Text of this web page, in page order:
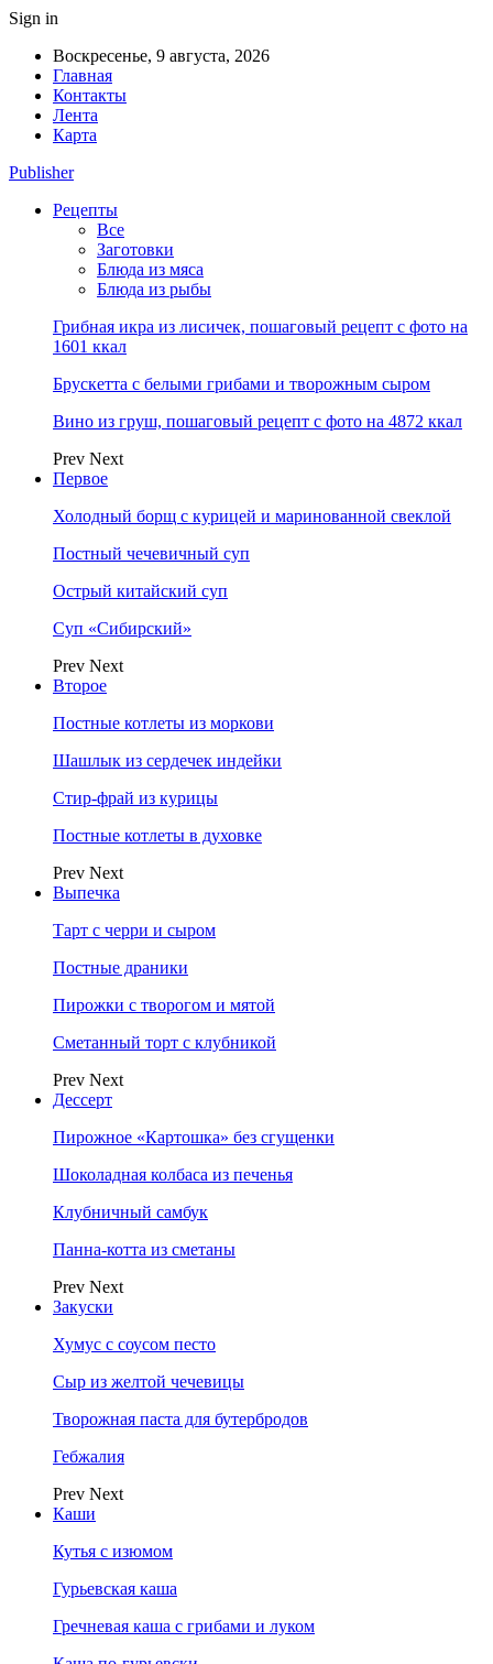
Sign in
Воскресенье, 9 августа, 2026
Главная
Контакты
Лента
Карта
Publisher
Рецепты
Все
Заготовки
Блюда из мяса
Блюда из рыбы
Грибная икра из лисичек, пошаговый рецепт с фото на
1601 ккал
Брускетта с белыми грибами и творожным сыром
Вино из груш, пошаговый рецепт с фото на 4872 ккал
Prev Next
Первое
Холодный борщ с курицей и маринованной свеклой
Постный чечевичный суп
Острый китайский суп
Суп «Сибирский»
Prev Next
Второе
Постные котлеты из моркови
Шашлык из сердечек индейки
Стир-фрай из курицы
Постные котлеты в духовке
Prev Next
Выпечка
Тарт с черри и сыром
Постные драники
Пирожки с творогом и мятой
Сметанный торт с клубникой
Prev Next
Дессерт
Пирожное «Картошка» без сгущенки
Шоколадная колбаса из печенья
Клубничный самбук
Панна-котта из сметаны
Prev Next
Закуски
Хумус с соусом песто
Сыр из желтой чечевицы
Творожная паста для бутербродов
Гебжалия
Prev Next
Каши
Кутья с изюмом
Гурьевская каша
Гречневая каша с грибами и луком